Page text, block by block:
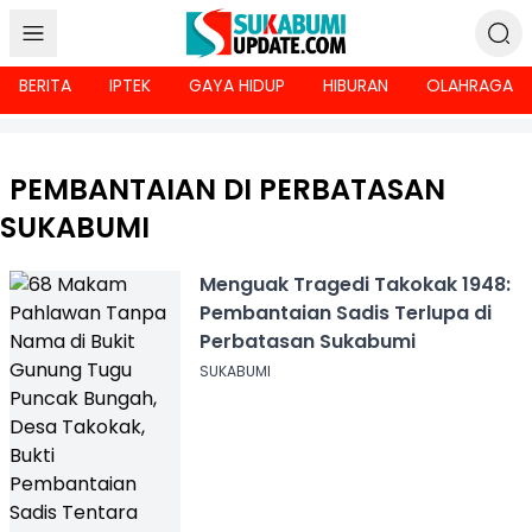
BERITA IPTEK GAYA HIDUP HIBURAN OLAHRAGA
PEMBANTAIAN DI PERBATASAN
SUKABUMI
Menguak Tragedi Takokak 1948:
Pembantaian Sadis Terlupa di
Perbatasan Sukabumi
SUKABUMI